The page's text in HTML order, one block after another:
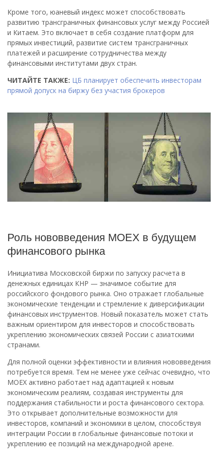
Кроме того, юаневый индекс может способствовать
развитию трансграничных финансовых услуг между Россией
и Китаем. Это включает в себя создание платформ для
прямых инвестиций, развитие систем трансграничных
платежей и расширение сотрудничества между
финансовыми институтами двух стран.
ЧИТАЙТЕ ТАКЖЕ: ЦБ планирует обеспечить инвесторам
прямой допуск на биржу без участия брокеров
Роль нововведения MOEX в будущем
финансового рынка
Инициатива Московской биржи по запуску расчета в
денежных единицах КНР — значимое событие для
российского фондового рынка. Оно отражает глобальные
экономические тенденции и стремление к диверсификации
финансовых инструментов. Новый показатель может стать
важным ориентиром для инвесторов и способствовать
укреплению экономических связей России с азиатскими
странами.
Для полной оценки эффективности и влияния нововведения
потребуется время. Тем не менее уже сейчас очевидно, что
MOEX активно работает над адаптацией к новым
экономическим реалиям, создавая инструменты для
поддержания стабильности и роста финансового сектора.
Это открывает дополнительные возможности для
инвесторов, компаний и экономики в целом, способствуя
интеграции России в глобальные финансовые потоки и
укреплению ее позиций на международной арене.